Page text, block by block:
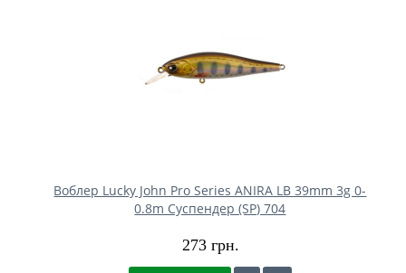
Воблер Lucky John Pro Series ANIRA LB 39mm 3g 0-
0.8m Cуспендер (SP) 704
273 грн.